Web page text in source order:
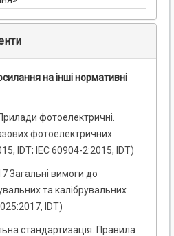
на інші нормативні
фотоелектричні.
фотоелектричних
IDT; IEC 60904-2:2015, IDT)
Загальні вимоги до
та калібрувальних
IDT)
стандартизація. Правила